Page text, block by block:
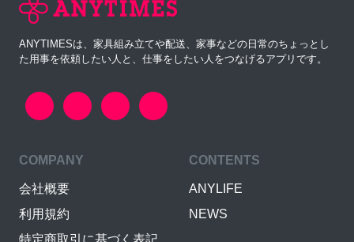
ANYTIMESは、家具組み立てや配送、家事などの日常のちょっとし
た用事を依頼したい人と、仕事をしたい人をつなげるアプリです。
COMPANY
会社概要
利用規約
特定商取引に基づく表記
CONTENTS
ANYLIFE
NEWS